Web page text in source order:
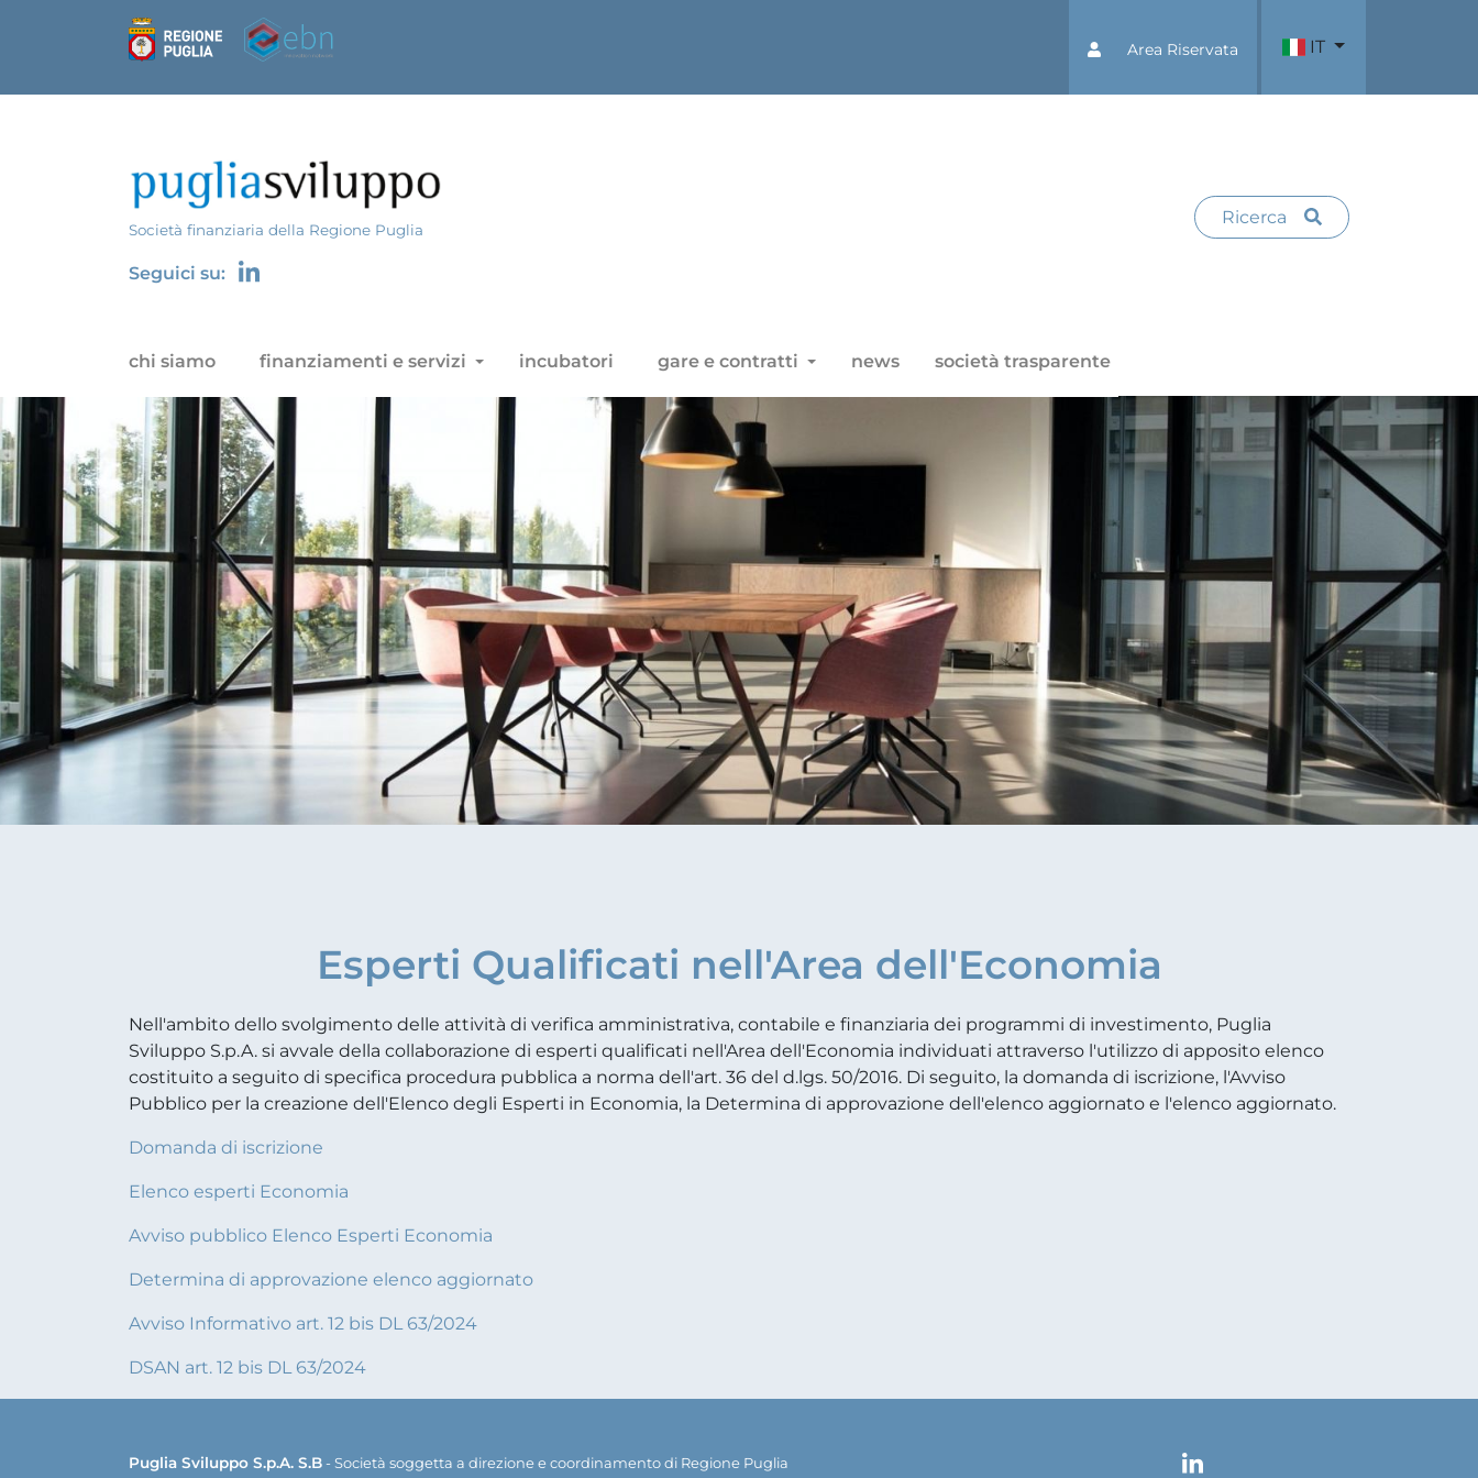
Area Riservata IT
Società finanziaria della Regione Puglia
Seguici su:
Ricerca
chi siamo finanziamenti e servizi incubatori gare e contratti news società trasparente
Esperti Qualificati nell'Area dell'Economia
Nell'ambito dello svolgimento delle attività di verifica amministrativa, contabile e finanziaria dei programmi di investimento, Puglia
Sviluppo S.p.A. si avvale della collaborazione di esperti qualificati nell'Area dell'Economia individuati attraverso l'utilizzo di apposito elenco
costituito a seguito di specifica procedura pubblica a norma dell'art. 36 del d.lgs. 50/2016. Di seguito, la domanda di iscrizione, l'Avviso
Pubblico per la creazione dell'Elenco degli Esperti in Economia, la Determina di approvazione dell'elenco aggiornato e l'elenco aggiornato.
Domanda di iscrizione
Elenco esperti Economia
Avviso pubblico Elenco Esperti Economia
Determina di approvazione elenco aggiornato
Avviso Informativo art. 12 bis DL 63/2024
DSAN art. 12 bis DL 63/2024
Puglia Sviluppo S.p.A. S.B- Società soggetta a direzione e coordinamento di Regione Puglia